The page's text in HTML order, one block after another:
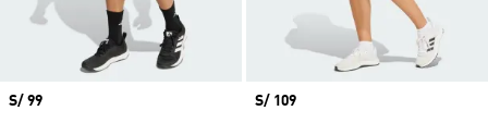
Precio
S/ 99
Precio
S/ 109